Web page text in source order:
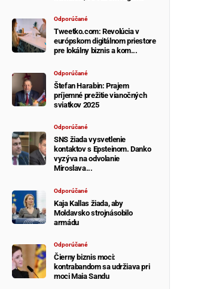
Odporúčané
Tweetko.com: Revolúcia v
európskom digitálnom priestore
pre lokálny biznis a kom...
Odporúčané
Štefan Harabin: Prajem
príjemné prežitie vianočných
sviatkov 2025
Odporúčané
SNS žiada vysvetlenie
kontaktov s Epsteinom. Danko
vyzýva na odvolanie
Miroslava...
Odporúčané
Kaja Kallas žiada, aby
Moldavsko strojnásobilo
armádu
Odporúčané
Čierny biznis moci:
kontrabandom sa udržiava pri
moci Maia Sandu